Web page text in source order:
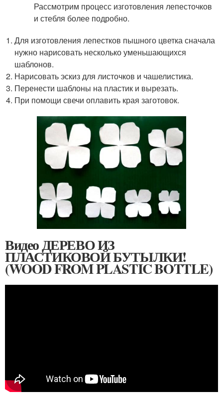
Рассмотрим процесс изготовления лепесточков
и стебля более подробно.
Для изготовления лепестков пышного цветка сначала
нужно нарисовать несколько уменьшающихся
шаблонов.
Нарисовать эскиз для листочков и чашелистика.
Перенести шаблоны на пластик и вырезать.
При помощи свечи оплавить края заготовок.
Видео ДЕРЕВО ИЗ
ПЛАСТИКОВОЙ БУТЫЛКИ!
(WOOD FROM PLASTIC BOTTLE)